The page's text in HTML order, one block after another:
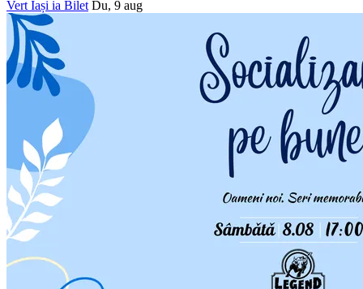
Vert Iași ia Bilet Du, 9 aug